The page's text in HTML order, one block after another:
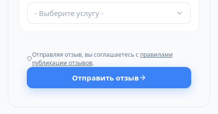
- Выберите услугу -
Отправляя отзыв, вы соглашаетесь с правилами
публикации отзывов.
Отправить отзыв